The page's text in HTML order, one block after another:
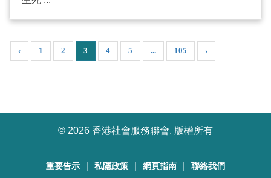
‹ 1 2 3 4 5 ... 105 ›
© 2026 香港社會服務聯會. 版權所有
重要告示 私隱政策 網頁指南 聯絡我們